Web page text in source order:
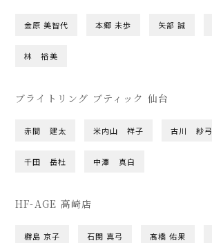
金原 美智代 本郷 未歩 矢部 誠
林 裕美
ブライトリング ブティック 仙台
赤間 建太 米内山 祥子 古川 紗弓
千田 岳杜 中澤 真白
HF-AGE 高崎店
橳島 京子 石関 真弓 髙橋 佑果